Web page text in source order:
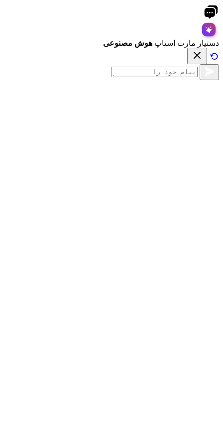
دستیار مارت استاپ هوش مصنوعی